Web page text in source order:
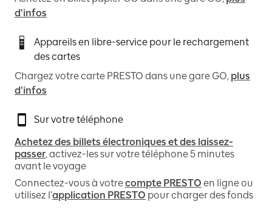
d'infos
Appareils en libre-service pour le rechargement
des cartes
Chargez votre carte PRESTO dans une gare GO, plus
d'infos
Sur votre téléphone
Achetez des billets électroniques et des laissez-
passer, activez-les sur votre téléphone 5 minutes
avant le voyage
Connectez-vous à votrecompte PRESTO en ligne ou
utilisez l'application PRESTO pour charger des fonds